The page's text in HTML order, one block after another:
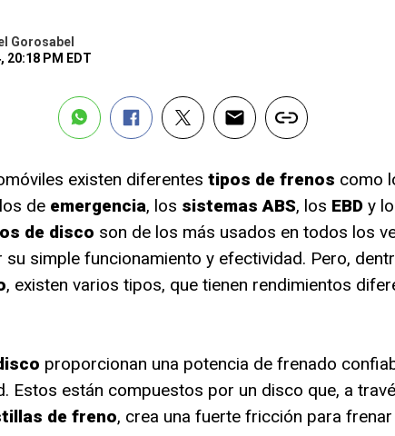
Gorosabel
20:18 PM EDT
existen diferentes tipos de frenos como
de emergencia, los sistemas ABS, los EBDy
de disco son de los más usados en todos los
su simple funcionamiento y efectividad. Pero,
, existen varios tipos, que tienen rendimientos
proporcionan una potencia de frenado
Estos están compuestos por un disco que, a
de freno, crea una fuerte fricción para